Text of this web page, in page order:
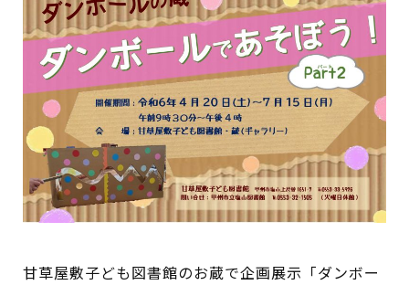
甘草屋敷子ども図書館のお蔵で企画展示「ダンボー
イベント
図書館地図PDF
よくあるご質問
マンガ「雨宮敬二郎」
スポンサー企業
リンク集